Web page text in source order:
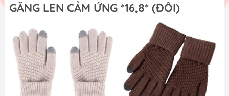
GĂNG LEN CẢM ỨNG *16,8* (ĐÔI)